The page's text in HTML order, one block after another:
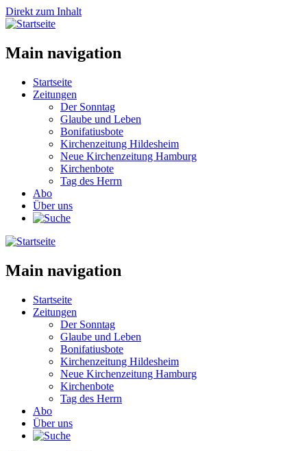
Direkt zum Inhalt
Main navigation
Startseite
Zeitungen
Der Sonntag
Glaube und Leben
Bonifatiusbote
Kirchenzeitung Hildesheim
Neue Kirchenzeitung Hamburg
Kirchenbote
Tag des Herrn
Abo
Über uns
Main navigation
Startseite
Zeitungen
Der Sonntag
Glaube und Leben
Bonifatiusbote
Kirchenzeitung Hildesheim
Neue Kirchenzeitung Hamburg
Kirchenbote
Tag des Herrn
Abo
Über uns